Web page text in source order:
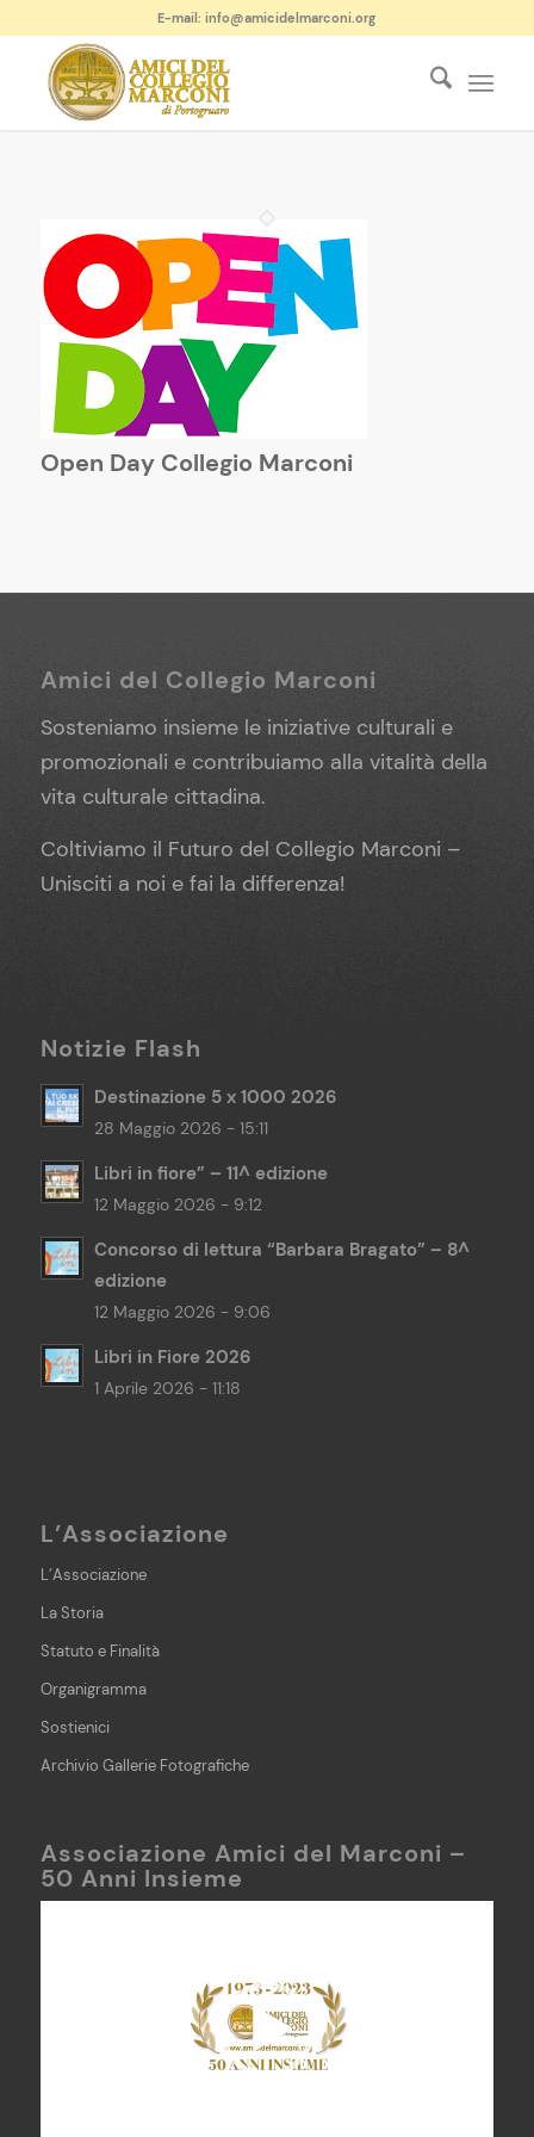
E-mail: info@amicidelmarconi.org
Open Day Collegio Marconi
Amici del Collegio Marconi
Sosteniamo insieme le iniziative culturali e
promozionali e contribuiamo alla vitalità della
vita culturale cittadina.
Coltiviamo il Futuro del Collegio Marconi –
Unisciti a noi e fai la differenza!
Notizie Flash
Destinazione 5 x 1000 2026
28 Maggio 2026 - 15:11
Libri in fiore” – 11^ edizione
12 Maggio 2026 - 9:12
Concorso di lettura “Barbara Bragato” – 8^
edizione
12 Maggio 2026 - 9:06
Libri in Fiore 2026
1 Aprile 2026 - 11:18
L’Associazione
L’Associazione
La Storia
Statuto e Finalità
Organigramma
Sostienici
Archivio Gallerie Fotografiche
Associazione Amici del Marconi –
50 Anni Insieme